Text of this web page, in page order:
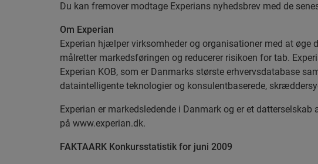
Du kan fremover modtage Experians nyhedsbrev med de
Om Experian
Experian hjælper virksomheder og organisationer med at øge
målretter markedsføringen og reducerer risikoen for tab.
Experian KOB, som er Danmarks største erhvervsdatabase
dataintelligente teknologier og konsulentbaserede,
Experian er markedsledende i Danmark og er et
på www.experian.dk.
FAKTAARK Konkursstatistik for juni 2009